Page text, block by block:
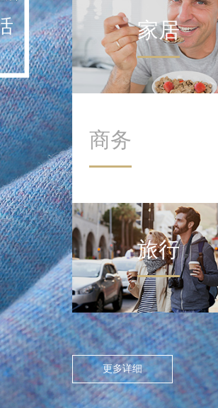
IN THE CITY
块化的都市节奏
渴望在通勤中寻找
隙。休闲通勤不再
线的被动移动，而
家居
商务
旅行
更多详细